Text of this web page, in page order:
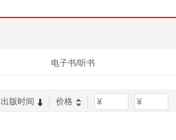
电子书/听书
出版时间 价格 -